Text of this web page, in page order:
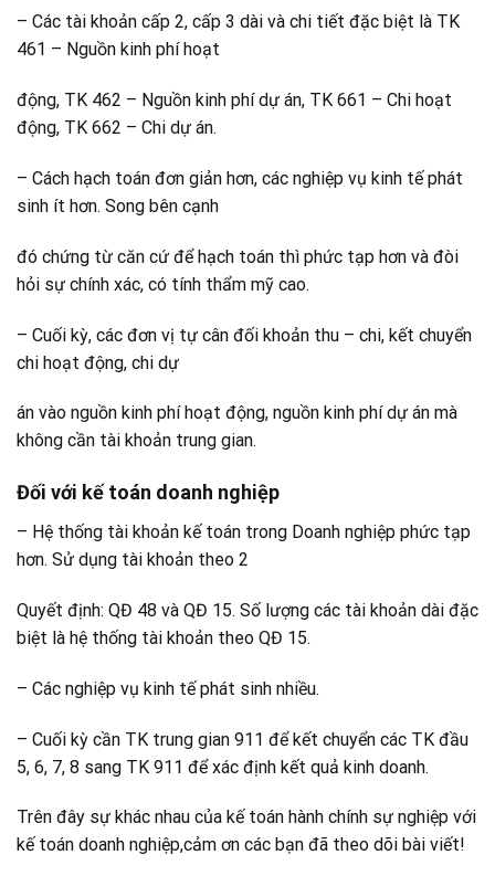
– Các tài khoản cấp 2, cấp 3 dài và chi tiết đặc biệt là TK
461 – Nguồn kinh phí hoạt
động, TK 462 – Nguồn kinh phí dự án, TK 661 – Chi hoạt
động, TK 662 – Chi dự án.
– Cách hạch toán đơn giản hơn, các nghiệp vụ kinh tế phát
sinh ít hơn. Song bên cạnh
đó chứng từ căn cứ để hạch toán thì phức tạp hơn và đòi
hỏi sự chính xác, có tính thẩm mỹ cao.
– Cuối kỳ, các đơn vị tự cân đối khoản thu – chi, kết chuyển
chi hoạt động, chi dự
án vào nguồn kinh phí hoạt động, nguồn kinh phí dự án mà
không cần tài khoản trung gian.
Đối với kế toán doanh nghiệp
– Hệ thống tài khoản kế toán trong Doanh nghiệp phức tạp
hơn. Sử dụng tài khoản theo 2
Quyết định: QĐ 48 và QĐ 15. Số lượng các tài khoản dài đặc
biệt là hệ thống tài khoản theo QĐ 15.
– Các nghiệp vụ kinh tế phát sinh nhiều.
– Cuối kỳ cần TK trung gian 911 để kết chuyển các TK đầu
5, 6, 7, 8 sang TK 911 để xác định kết quả kinh doanh.
Trên đây sự khác nhau của kế toán hành chính sự nghiệp với
kế toán doanh nghiệp,cảm ơn các bạn đã theo dõi bài viết!